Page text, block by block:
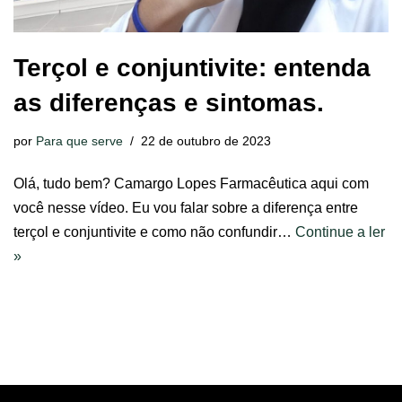
Terçol e conjuntivite: entenda
as diferenças e sintomas.
por Para que serve 22 de outubro de 2023
Olá, tudo bem? Camargo Lopes Farmacêutica aqui com
você nesse vídeo. Eu vou falar sobre a diferença entre
terçol e conjuntivite e como não confundir… Continue a ler
»